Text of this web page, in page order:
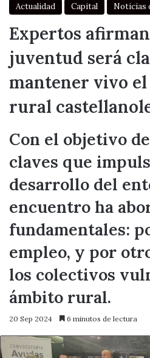
Actualidad Capital Noticias
Expertos
juventud será
mantener vivo
rural
Con el objetivo
claves que
desarrollo del
encuentro ha
fundamentales:
empleo, y por
los colectivos
ámbito rural.
20 Sep 2024 6 minutos de lectura